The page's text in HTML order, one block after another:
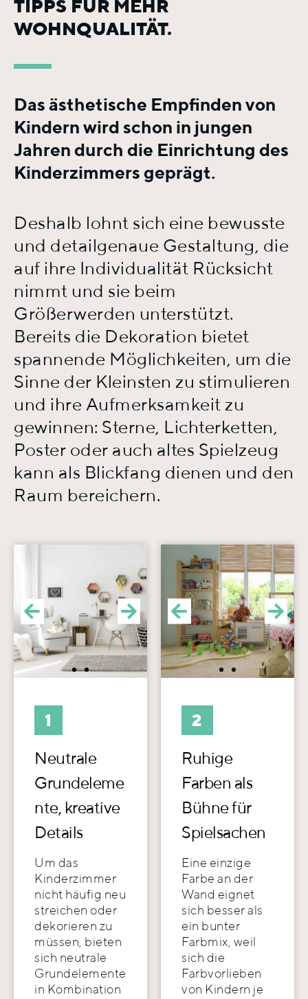
TIPPS FÜR MEHR
WOHNQUALITÄT.
Das ästhetische Empfinden von
Kindern wird schon in jungen
Jahren durch die Einrichtung des
Kinderzimmers geprägt.
Deshalb lohnt sich eine bewusste
und detailgenaue Gestaltung, die
auf ihre Individualität Rücksicht
nimmt und sie beim
Größerwerden unterstützt.
Bereits die Dekoration bietet
spannende Möglichkeiten, um die
Sinne der Kleinsten zu stimulieren
und ihre Aufmerksamkeit zu
gewinnen: Sterne, Lichterketten,
Poster oder auch altes Spielzeug
kann als Blickfang dienen und den
Raum bereichern.
1
Neutrale
Grundeleme
nte, kreative
Details
Um das
Kinderzimmer
nicht häufig neu
streichen oder
dekorieren zu
müssen, bieten
sich neutrale
Grundelemente
in Kombination
2
Ruhige
Farben als
Bühne für
Spielsachen
Eine einzige
Farbe an der
Wand eignet
sich besser als
ein bunter
Farbmix, weil
sich die
Farbvorlieben
von Kindern je